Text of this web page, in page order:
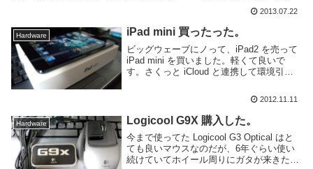
2013.07.22
Hardware iPad mini 買ったった。
ビッグウェーブにノって、iPad2 を売って
iPad mini を買いました。軽くて良いで
す。さくっと iCloud と連携して環境引き
ズ以外のスペックは iPad2 とほとんど変わ
2012.11.11
Hardware Logicool G9X 購入した。
今まで使ってた Logicool G3 Optical はと
ても良いマウスなのだが、6年ぐらい使い
続けていてホイール周りにガタが来きたの